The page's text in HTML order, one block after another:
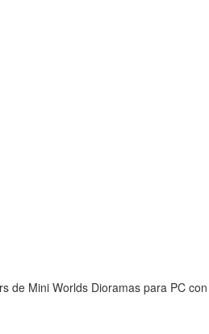
de Mini Worlds Dioramas para PC